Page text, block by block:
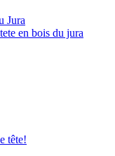
Jura
en bois du jura
tête!